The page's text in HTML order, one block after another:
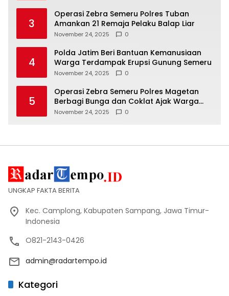
3
Operasi Zebra Semeru Polres Tuban
Amankan 21 Remaja Pelaku Balap Liar
November 24, 2025 0
4
Polda Jatim Beri Bantuan Kemanusiaan
Warga Terdampak Erupsi Gunung Semeru
November 24, 2025 0
5
Operasi Zebra Semeru Polres Magetan
Berbagi Bunga dan Coklat Ajak Warga
Tertib Lalin
November 24, 2025 0
UNGKAP FAKTA BERITA
Kec. Camplong, Kabupaten Sampang, Jawa Timur-
Indonesia
O821-2143-0426
admin@radartempo.id
Kategori